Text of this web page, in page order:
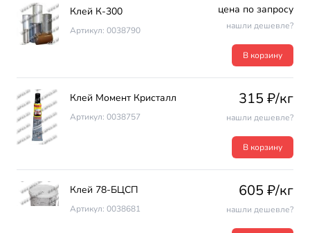
Клей К-300
Артикул: 0038790
цена по запросу
нашли дешевле?
В корзину
Клей Момент Кристалл
Артикул: 0038757
315 ₽/кг
нашли дешевле?
В корзину
Клей 78-БЦСП
Артикул: 0038681
605 ₽/кг
нашли дешевле?